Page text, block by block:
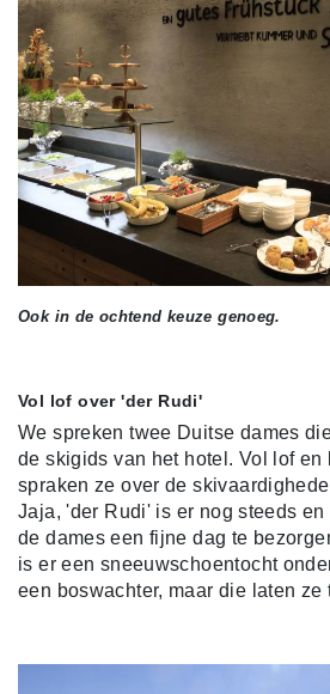
Ook in de ochtend keuze genoeg.
Vol lof over 'der Rudi'
We spreken twee Duitse dames
de skigids van het hotel. Vol lof en
spraken ze over de
Jaja, 'der Rudi' is er nog steeds
de dames een fijne dag te
is er een sneeuwschoentocht
een boswachter, maar die laten ze